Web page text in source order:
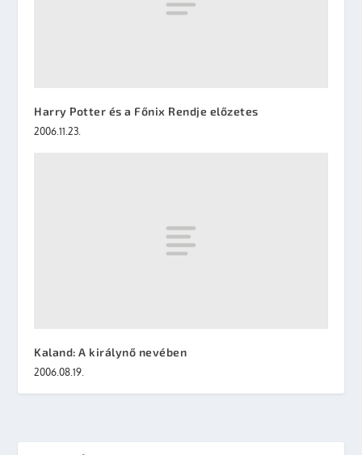
Harry Potter és a Főnix Rendje előzetes
2006.11.23.
Kaland: A királynő nevében
2006.08.19.